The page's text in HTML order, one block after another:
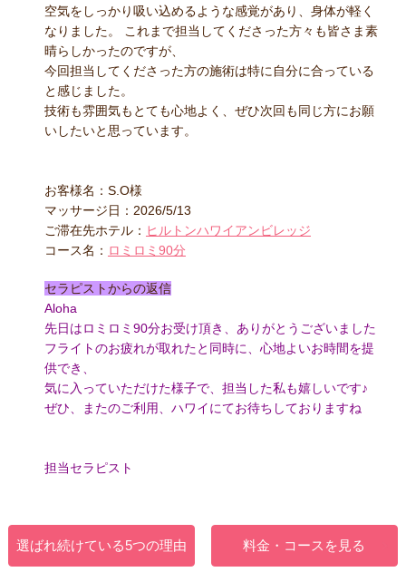
空気をしっかり吸い込めるような感覚があり、身体が軽く
なりました。 これまで担当してくださった方々も皆さま素
晴らしかったのですが、
今回担当してくださった方の施術は特に自分に合っている
と感じました。
技術も雰囲気もとても心地よく、ぜひ次回も同じ方にお願
いしたいと思っています。
お客様名：S.O様
マッサージ日：2026/5/13
ご滞在先ホテル： ヒルトンハワイアンビレッジ
コース名： ロミロミ90分
セラピストからの返信
Aloha
先日はロミロミ90分お受け頂き、ありがとうございました
フライトのお疲れが取れたと同時に、心地よいお時間を提
供でき、
気に入っていただけた様子で、担当した私も嬉しいです♪
ぜひ、またのご利用、ハワイにてお待ちしておりますね
担当セラピスト
選ばれ続けている5つの理由 料金・コースを見る